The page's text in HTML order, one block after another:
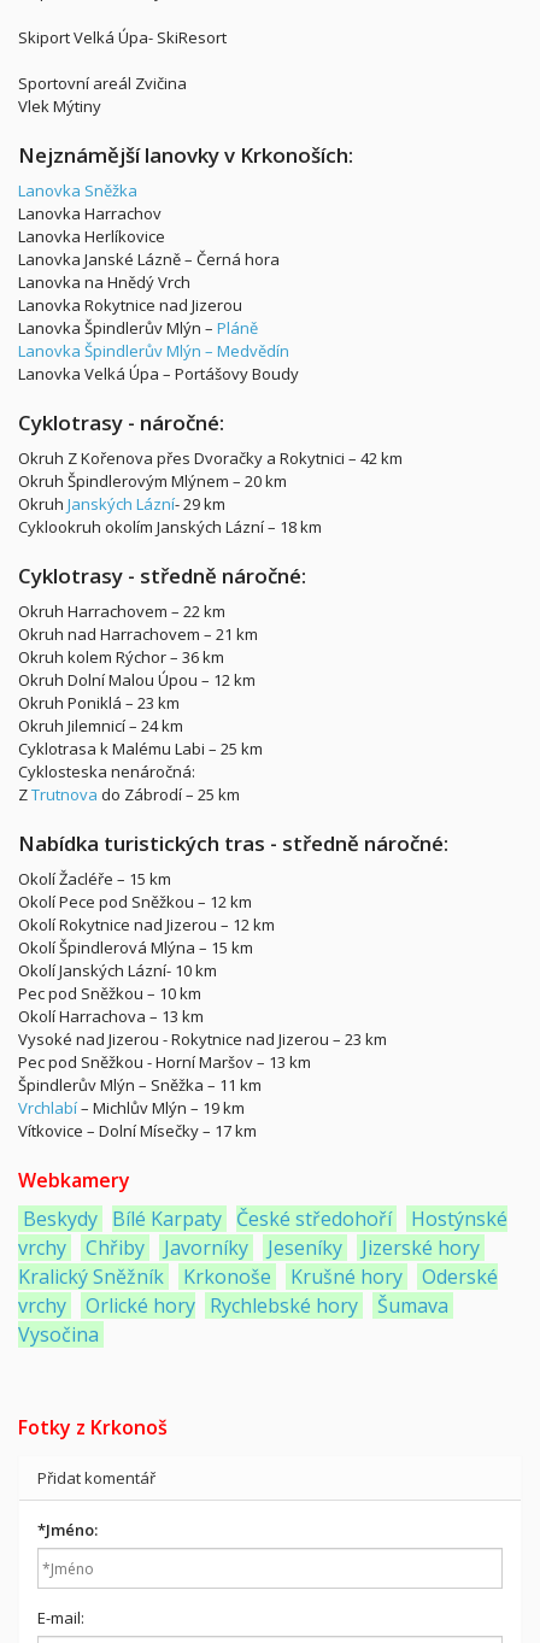
Skiport Velká Úpa- SkiResort
Sportovní areál Zvičina
Vlek Mýtiny
Nejznámější lanovky v Krkonoších:
Lanovka Sněžka
Lanovka Harrachov
Lanovka Herlíkovice
Lanovka Janské Lázně – Černá hora
Lanovka na Hnědý Vrch
Lanovka Rokytnice nad Jizerou
Lanovka Špindlerův Mlýn – Pláně
Lanovka Špindlerův Mlýn – Medvědín
Lanovka Velká Úpa – Portášovy Boudy
Cyklotrasy - náročné:
Okruh Z Kořenova přes Dvoračky a Rokytnici – 42 km
Okruh Špindlerovým Mlýnem – 20 km
Okruh Janských Lázní- 29 km
Cyklookruh okolím Janských Lázní – 18 km
Cyklotrasy - středně náročné:
Okruh Harrachovem – 22 km
Okruh nad Harrachovem – 21 km
Okruh kolem Rýchor – 36 km
Okruh Dolní Malou Úpou – 12 km
Okruh Poniklá – 23 km
Okruh Jilemnicí – 24 km
Cyklotrasa k Malému Labi – 25 km
Cyklosteska nenáročná:
ZTrutnova do Zábrodí – 25 km
Nabídka turistických tras - středně náročné:
Okolí Žacléře – 15 km
Okolí Pece pod Sněžkou – 12 km
Okolí Rokytnice nad Jizerou – 12 km
Okolí Špindlerová Mlýna – 15 km
Okolí Janských Lázní- 10 km
Pec pod Sněžkou – 10 km
Okolí Harrachova – 13 km
Vysoké nad Jizerou - Rokytnice nad Jizerou – 23 km
Pec pod Sněžkou - Horní Maršov – 13 km
Špindlerův Mlýn – Sněžka – 11 km
Vrchlabí– Michlův Mlýn – 19 km
Vítkovice – Dolní Mísečky – 17 km
Webkamery
Beskydy Bílé Karpaty České středohoří
Hostýnské
vrchy
Chřiby Javorníky Jeseníky
Jizerské hory
Kralický Sněžník
Krkonoše Krušné hory
Oderské
vrchy
Orlické hory Rychlebské hory
Šumava
Vysočina
Fotky z Krkonoš
Přidat komentář
*Jméno:
E-mail: